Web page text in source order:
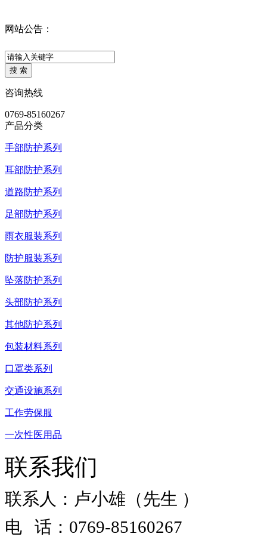
网站公告：
咨询热线
0769-85160267
产品分类
手部防护系列
耳部防护系列
道路防护系列
足部防护系列
雨衣服装系列
防护服装系列
坠落防护系列
头部防护系列
其他防护系列
包装材料系列
口罩类系列
交通设施系列
工作劳保服
一次性医用品
联系我们
联系人：卢小雄（先生 ）
电 话：0769-85160267